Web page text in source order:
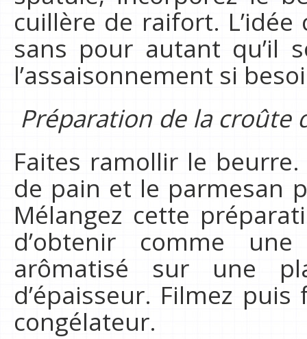
cuillère de raifort. L’idée
sans pour autant qu’il
l’assaisonnement si
Préparation de la croûte
Faites ramollir le
de pain et le parmesan
Mélangez cette
d’obtenir comme
arômatisé sur une
d’épaisseur. Filmez
congélateur.